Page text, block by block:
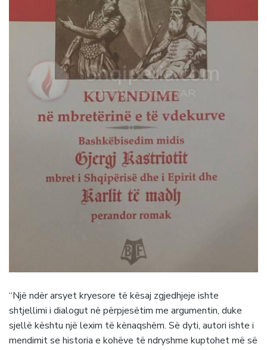
“Një ndër arsyet kryesore të kësaj zgjedhjeje ishte
shtjellimi i dialogut në përpjesëtim me argumentin, duke
sjellë kështu një lexim të kënaqshëm. Së dyti, autori ishte i
mendimit se historia e kohëve të ndryshme kuptohet më së